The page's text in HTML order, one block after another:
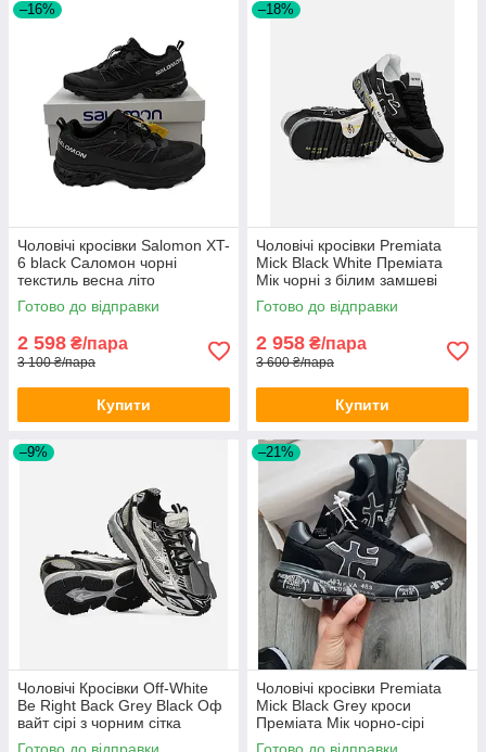
–16%
Чоловічі кросівки Salomon XT-
6 black Саломон чорні
текстиль весна літо
Готово до відправки
2 598 ₴/пара
3 100 ₴/пара
Купити
–18%
Чоловічі кросівки Premiata
Mick Black White Преміата
Мік чорні з білим замшеві
Готово до відправки
2 958 ₴/пара
3 600 ₴/пара
Купити
–9%
Чоловічі Кросівки Off-White
Be Right Back Grey Black Оф
вайт сірі з чорним сітка
демісезонні весна літо модні
–21%
Чоловічі кросівки Premiata
Mick Black Grey кроси
Преміата Мік чорно-сірі
текстиль замша демісезон